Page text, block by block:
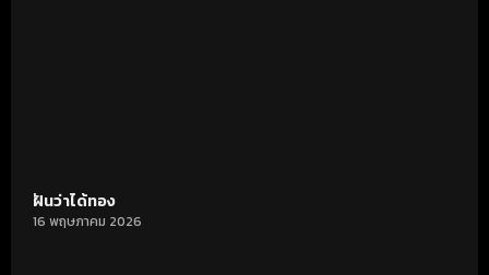
ฝันว่าได้ทอง
16 พฤษภาคม 2026